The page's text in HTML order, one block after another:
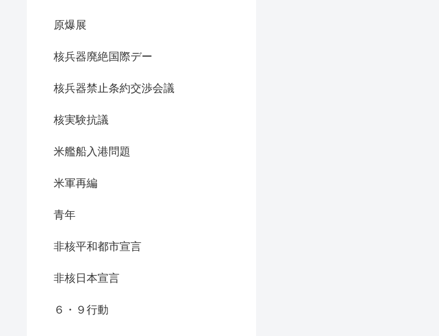
原爆展
核兵器廃絶国際デー
核兵器禁止条約交渉会議
核実験抗議
米艦船入港問題
米軍再編
青年
非核平和都市宣言
非核日本宣言
６・９行動